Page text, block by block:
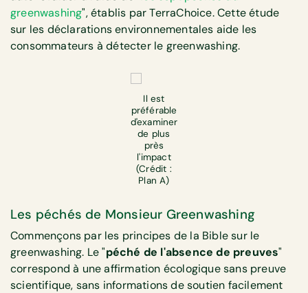
greenwashing", établis par TerraChoice. Cette étude
sur les déclarations environnementales aide les
consommateurs à détecter le greenwashing.
Il est
préférable
d'examiner
de plus
près
l'impact
(Crédit :
Plan A)
Les péchés de Monsieur Greenwashing
Commençons par les principes de la Bible sur le
greenwashing. Le "péché de l'absence de preuves"
correspond à une affirmation écologique sans preuve
scientifique, sans informations de soutien facilement